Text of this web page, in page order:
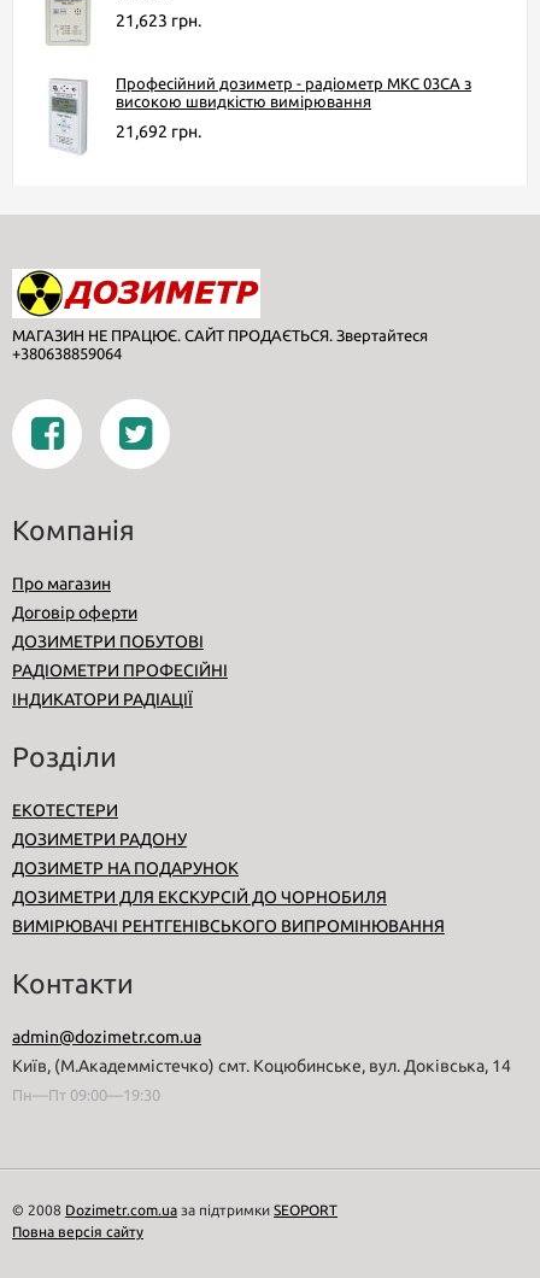
21,623 грн.
Професійний дозиметр - радіометр МКС 03СА з
високою швидкістю вимірювання
21,692 грн.
МАГАЗИН НЕ ПРАЦЮЄ. САЙТ ПРОДАЄТЬСЯ. Звертайтеся
+380638859064
Компанія
Про магазин
Договір оферти
ДОЗИМЕТРИ ПОБУТОВІ
РАДІОМЕТРИ ПРОФЕСІЙНІ
ІНДИКАТОРИ РАДІАЦІЇ
Розділи
ЕКОТЕСТЕРИ
ДОЗИМЕТРИ РАДОНУ
ДОЗИМЕТР НА ПОДАРУНОК
ДОЗИМЕТРИ ДЛЯ ЕКСКУРСІЙ ДО ЧОРНОБИЛЯ
ВИМІРЮВАЧІ РЕНТГЕНІВСЬКОГО ВИПРОМІНЮВАННЯ
Контакти
admin@dozimetr.com.ua
Київ, (М.Академмістечко) смт. Коцюбинське, вул. Доківська, 14
Пн—Пт 09:00—19:30
© 2008 Dozimetr.com.ua за підтримки SEOPORT
Повна версія сайту